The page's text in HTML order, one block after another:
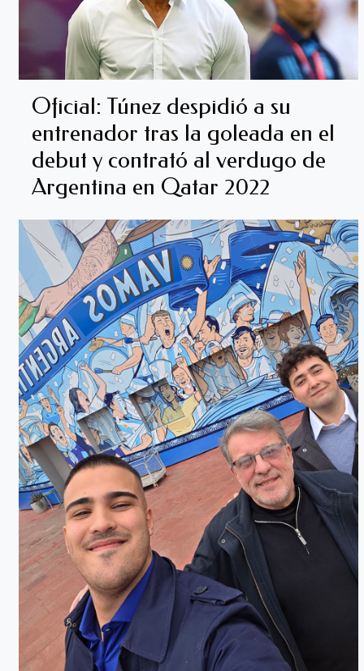
Oficial: Túnez despidió a su
entrenador tras la goleada en el
debut y contrató al verdugo de
Argentina en Qatar 2022